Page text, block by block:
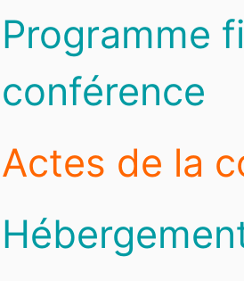
Programme
conférence
Actes de la